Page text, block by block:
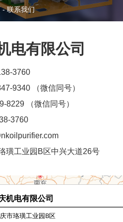
-联系我们
电有限公司
3760
9340 （微信同号）
（微信同号）
3760
工业园B区中兴大道26号